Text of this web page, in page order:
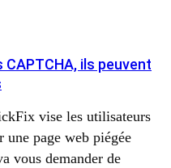
ils peuvent
vise les utilisateurs
une page web piégée
vous demander de